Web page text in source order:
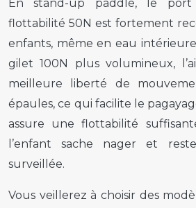
En stand-up paddle, le
flottabilité 50N est fortement
enfants, même en eau
gilet 100N plus volumineux,
meilleure liberté de
épaules, ce qui facilite le
assure une flottabilité
l’enfant sache nager et
surveillée.
Vous veillerez à choisir des